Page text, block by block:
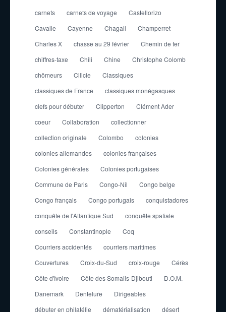
carnets
carnets de voyage
Castellorizo
Cavalle
Cayenne Chagall
Champerret
Charles X
chasse au 29 février
Chemin de fer
chiffres-taxe
Chili Chine
Christophe Colomb
chômeurs
Cilicie
Classiques
classiques de France
classiques monégasques
clefs pour débuter
Clipperton
Clément Ader
coeur
Collaboration
collectionner
collection originale
Colombo
colonies
colonies allemandes
colonies françaises
Colonies générales
Colonies portugaises
Commune de Paris
Congo-Nil
Congo belge
Congo français
Congo portugais
conquistadores
conquête de l'Atlantique Sud
conquête spatiale
conseils
Constantinople
Coq
Courriers accidentés
courriers maritimes
Couvertures
Croix-du-Sud croix-rouge
Cérès
Côte d'Ivoire
Côte des Somalis-Djibouti
D.O.M.
Danemark
Dentelure
Dirigeables
débuter en philatélie
dématérialisation
désert